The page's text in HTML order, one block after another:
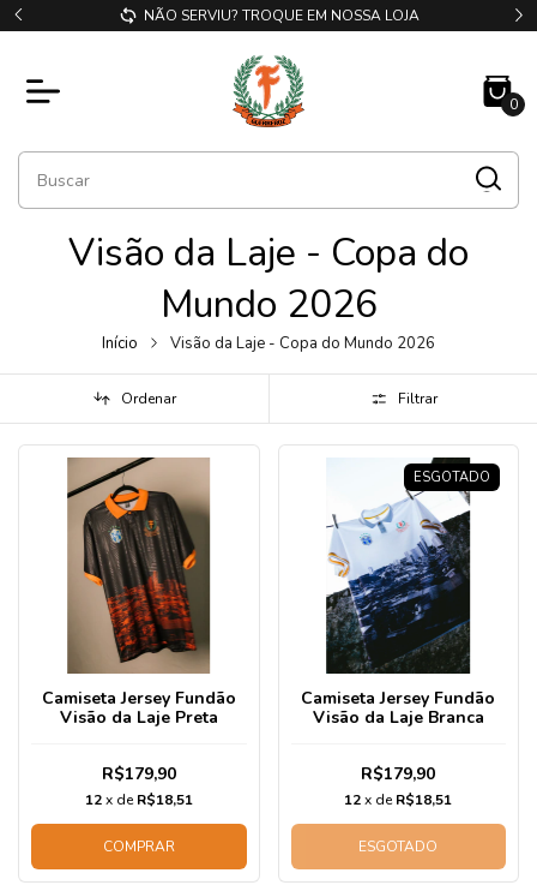
NÃO SERVIU? TROQUE EM NOSSA LOJA
0
Visão da Laje - Copa do
Mundo 2026
Início Visão da Laje - Copa do Mundo 2026
Ordenar Filtrar
Camiseta Jersey Fundão
Visão da Laje Preta
R$179,90
12 x deR$18,51
COMPRAR
ESGOTADO
Camiseta Jersey Fundão
Visão da Laje Branca
R$179,90
12 x deR$18,51
ESGOTADO